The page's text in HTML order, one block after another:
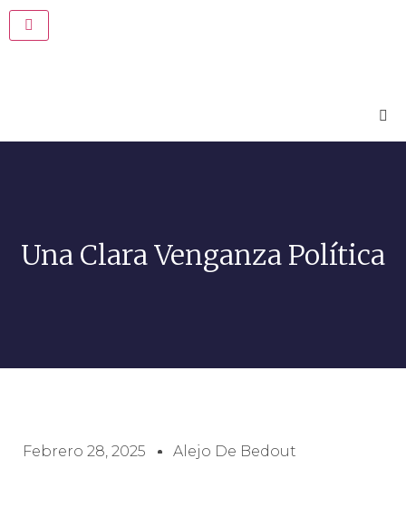
Una Clara Venganza Política
Febrero 28, 2025 Alejo De Bedout